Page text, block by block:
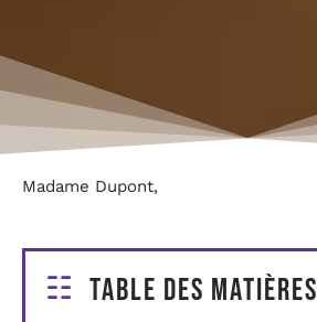
Madame Dupont,
Table des matières